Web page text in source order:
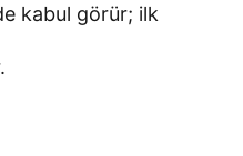
kabul görür; ilk